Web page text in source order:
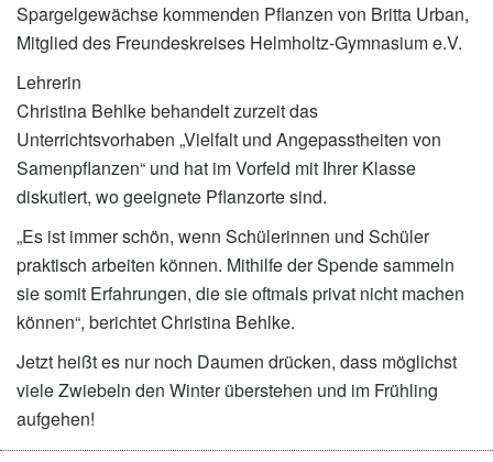
Spargelgewächse kommenden Pflanzen von Britta Urban,
Mitglied des Freundeskreises Helmholtz-Gymnasium e.V.
Lehrerin
Christina Behlke behandelt zurzeit das
Unterrichtsvorhaben „Vielfalt und Angepasstheiten von
Samenpflanzen“ und hat im Vorfeld mit Ihrer Klasse
diskutiert, wo geeignete Pflanzorte sind.
„Es ist immer schön, wenn Schülerinnen und Schüler
praktisch arbeiten können. Mithilfe der Spende sammeln
sie somit Erfahrungen, die sie oftmals privat nicht machen
können“, berichtet Christina Behlke.
Jetzt heißt es nur noch Daumen drücken, dass möglichst
viele Zwiebeln den Winter überstehen und im Frühling
aufgehen!